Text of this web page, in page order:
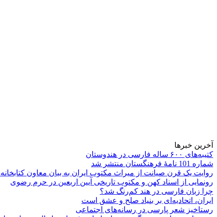
آخرین خبرها
کتیبه‌های ۶۰۰ ساله فارسی در هندوستان
شماره 101 نامۀ فرهنگستان منتشر شد
روایت یک قرن صیانت از میراث مکتوب ایران به بیان معاون
رونمایی از اسناد کهن و مکتوب تاریخی آیین اربعین در حرم رضوی
چرا زبان فارسی در هند کم‌رنگ شد؟
ایران، اتحادیه‌ای بر بنیاد صلح و عشق است
رستاخیز شعر پارسی در رسانه‌های اجتماعی